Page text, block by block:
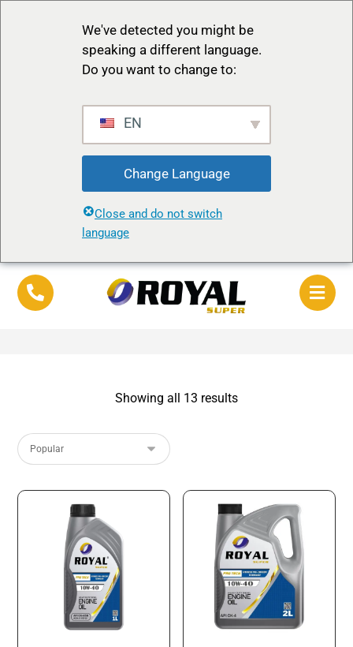
We've detected you might be
speaking a different language.
Do you want to change to:
EN
Change Language
Close and do not switch
language
Showing all 13 results